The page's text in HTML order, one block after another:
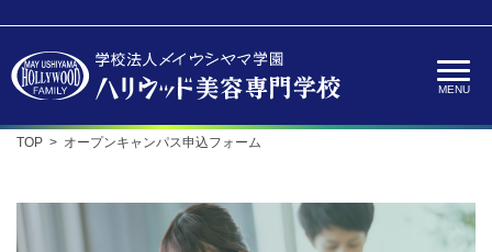
TOP オープンキャンパス申込フォーム